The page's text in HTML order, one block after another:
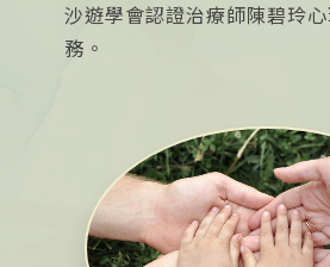
沙遊學會認證治療師陳碧玲
務。